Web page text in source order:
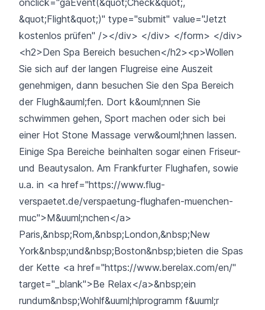
&quot;Flight&quot;)" type="submit" value="Jetzt
kostenlos prüfen" /></div> </div> </form> </div>
<h2>Den Spa Bereich besuchen</h2><p>Wollen
Sie sich auf der langen Flugreise eine Auszeit
genehmigen, dann besuchen Sie den Spa Bereich
der Flugh&auml;fen. Dort k&ouml;nnen Sie
schwimmen gehen, Sport machen oder sich bei
einer Hot Stone Massage verw&ouml;hnen lassen.
Einige Spa Bereiche beinhalten sogar einen Friseur-
und Beautysalon. Am Frankfurter Flughafen, sowie
u.a. in <a href="https://www.flug-
verspaetet.de/verspaetung-flughafen-muenchen-
muc">M&uuml;nchen</a>
Paris,&nbsp;Rom,&nbsp;London,&nbsp;New
York&nbsp;und&nbsp;Boston&nbsp;bieten die Spas
der Kette <a href="https://www.berelax.com/en/"
target="_blank">Be Relax</a>&nbsp;ein
rundum&nbsp;Wohlf&uuml;hlprogramm f&uuml;r